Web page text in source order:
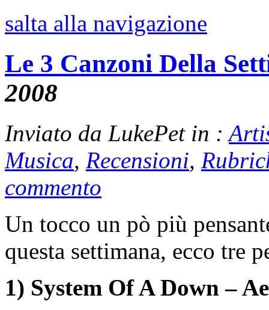
salta alla navigazione
Le 3 Canzoni Della
2008
Inviato da LukePet in :
Musica, Recensioni,
commento
Un tocco un pò più
questa settimana, ecco tre
1) System Of A Down –